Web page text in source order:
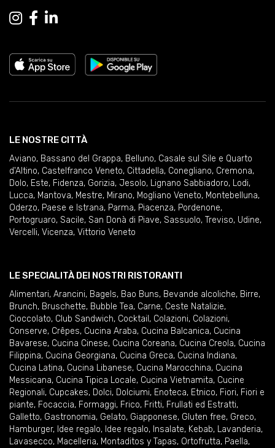
LE NOSTRE CITTÀ
Aviano, Bassano del Grappa, Belluno, Casale sul Sile e Quarto
d'Altino, Castelfranco Veneto, Cittadella, Conegliano, Cremona,
Dolo, Este, Fidenza, Gorizia, Jesolo, Lignano Sabbiadoro, Lodi,
Lucca, Mantova, Mestre, Mirano, Mogliano Veneto, Montebelluna,
Oderzo, Paese e Istrana, Parma, Piacenza, Pordenone,
Portogruaro, Sacile, San Donà di Piave, Sassuolo, Treviso, Udine,
Vercelli, Vicenza, Vittorio Veneto
LE SPECIALITÀ DEI NOSTRI RISTORANTI
Alimentari, Arancini, Bagels, Bao Buns, Bevande alcoliche, Birre,
Brunch, Bruschette, Bubble Tea, Carne, Ceste Natalizie,
Cioccolato, Club Sandwich, Cocktail , Colazioni, Colazioni,
Conserve, Crêpes, Cucina Araba, Cucina Balcanica, Cucina
Bavarese, Cucina Cinese, Cucina Coreana, Cucina Creola, Cucina
Filippina, Cucina Georgiana, Cucina Greca, Cucina Indiana,
Cucina Latina, Cucina Libanese, Cucina Marocchina, Cucina
Messicana, Cucina Tipica Locale, Cucina Vietnamita, Cucine
Regionali, Cupcakes, Dolci, Dolciumi, Enoteca, Etnico, Fiori, Fiori e
piante, Focaccia, Formaggi, Frico, Fritti, Frullati ed Estratti,
Galletto, Gastronomia, Gelato, Giapponese, Gluten free, Greco,
Hamburger, Idee regalo, Idee regalo, Insalate, Kebab, Lavanderia,
Lavasecco, Macelleria, Montaditos y Tapas, Ortofrutta, Paella,